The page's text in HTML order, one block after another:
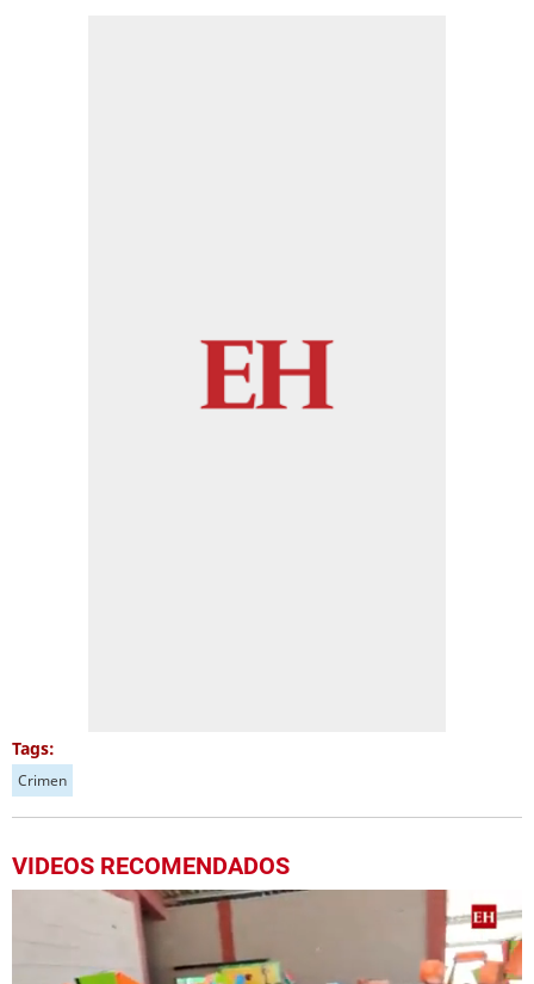
Tags:
Crimen
VIDEOS RECOMENDADOS